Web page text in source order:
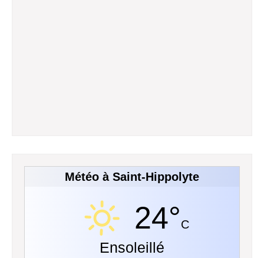
Météo à Saint-Hippolyte
24°C
Ensoleillé